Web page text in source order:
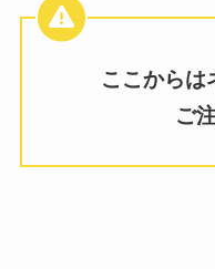
ここからは
ご